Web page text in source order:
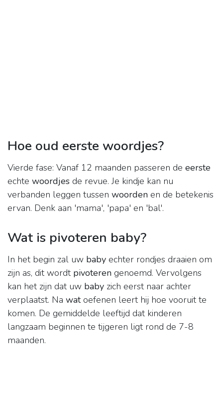
Hoe oud eerste woordjes?
Vierde fase: Vanaf 12 maanden passeren de eerste
echte woordjes de revue. Je kindje kan nu
verbanden leggen tussen woorden en de betekenis
ervan. Denk aan 'mama', 'papa' en 'bal'.
Wat is pivoteren baby?
In het begin zal uw baby echter rondjes draaien om
zijn as, dit wordt pivoteren genoemd. Vervolgens
kan het zijn dat uw baby zich eerst naar achter
verplaatst. Na watoefenen leert hij hoe vooruit te
komen. De gemiddelde leeftijd dat kinderen
langzaam beginnen te tijgeren ligt rond de 7-8
maanden.